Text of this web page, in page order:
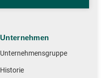
Unternehmen
Unternehmensgruppe
Historie